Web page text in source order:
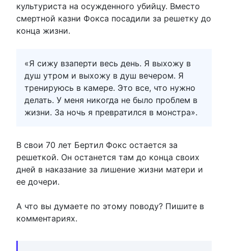
культуриста на осужденного убийцу. Вместо
смертной казни Фокса посадили за решетку до
конца жизни.
«Я сижу взаперти весь день. Я выхожу в
душ утром и выхожу в душ вечером. Я
тренируюсь в камере. Это все, что нужно
делать. У меня никогда не было проблем в
жизни. За ночь я превратился в монстра».
В свои 70 лет Бертил Фокс остается за
решеткой. Он останется там до конца своих
дней в наказание за лишение жизни матери и
ее дочери.
А что вы думаете по этому поводу? Пишите в
комментариях.